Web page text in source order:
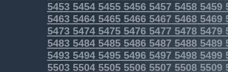
5453545454555456545754585459
5463546454655466546754685469
54735474547554765477 54785479
54835484548554865487 54885489
54935494549554965497 54985499
55035504550555065507 55085509